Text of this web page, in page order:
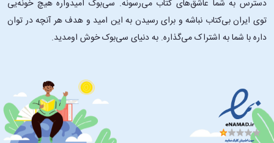
دسترس به شما عاشق‌های کتاب می‌رسونه. سی‌بوک امیدواره هیچ خونه‌یی
توی ایران بی‌کتاب نباشه و برای رسیدن به این امید و هدف هر آنچه در توان
داره با شما به اشتراک می‌گذاره. به دنیای سی‌بوک خوش اومدید.